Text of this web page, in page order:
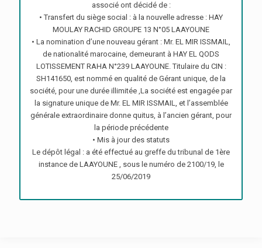
associé ont décidé de :
• Transfert du siège social : à la nouvelle adresse : HAY
MOULAY RACHID GROUPE 13 N°05 LAAYOUNE
• La nomination d’une nouveau gérant : Mr. EL MIR ISSMAIL,
de nationalité marocaine, demeurant à HAY EL QODS
LOTISSEMENT RAHA N°239 LAAYOUNE. Titulaire du CIN :
SH141650, est nommé en qualité de Gérant unique, de la
société, pour une durée illimitée ,La société est engagée par
la signature unique de Mr. EL MIR ISSMAIL, et l’assemblée
générale extraordinaire donne quitus, à l’ancien gérant, pour
la période précédente
• Mis à jour des statuts
Le dépôt légal : a été effectué au greffe du tribunal de 1ère
instance de LAAYOUNE , sous le numéro de 2100/19, le
25/06/2019